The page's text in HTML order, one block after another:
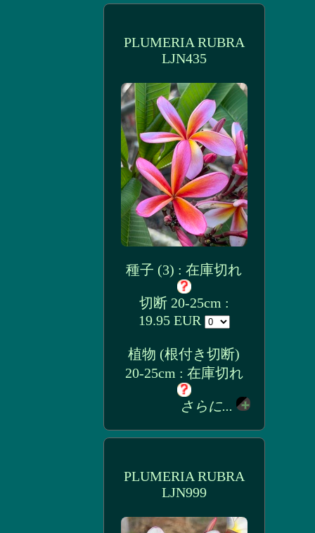
PLUMERIA RUBRA
LJN435
種子 (3) : 在庫切れ
切断 20-25cm :
19.95 EUR
植物 (根付き切断)
20-25cm : 在庫切れ
さらに...
PLUMERIA RUBRA
LJN999